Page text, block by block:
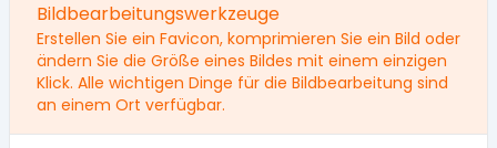
Bildbearbeitungswerkzeuge
Erstellen Sie ein Favicon, komprimieren Sie ein Bild oder
ändern Sie die Größe eines Bildes mit einem einzigen
Klick. Alle wichtigen Dinge für die Bildbearbeitung sind
an einem Ort verfügbar.